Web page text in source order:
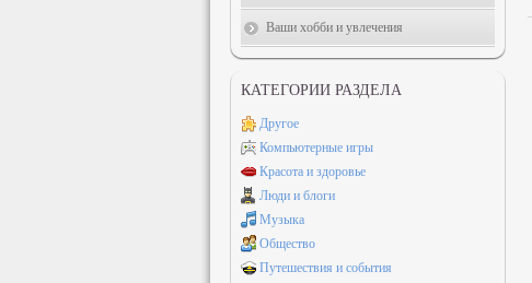
Ваши хобби и увлечения
КАТЕГОРИИ РАЗДЕЛА
Другое
Компьютерные игры
Красота и здоровье
Люди и блоги
Музыка
Общество
Путешествия и события